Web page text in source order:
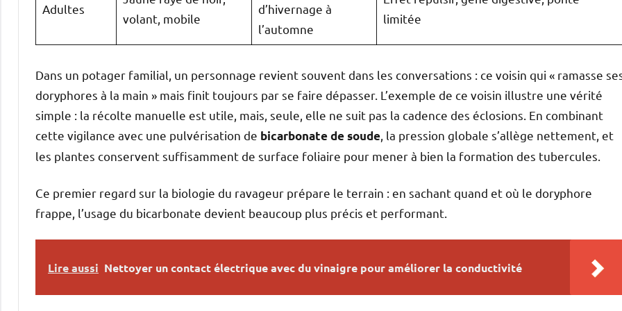
Adultes
volant, mobile
d’hivernage à
l’automne
limitée
Dans un potager familial, un personnage revient souvent dans les conversations : ce voisin qui « ramasse
doryphores à la main » mais finit toujours par se faire dépasser. L’exemple de ce voisin illustre une vérité
simple : la récolte manuelle est utile, mais, seule, elle ne suit pas la cadence des éclosions. En combinant
cette vigilance avec une pulvérisation de bicarbonate de soude, la pression globale s’allège nettement, et
les plantes conservent suffisamment de surface foliaire pour mener à bien la formation des tubercules.
Ce premier regard sur la biologie du ravageur prépare le terrain : en sachant quand et où le doryphore
frappe, l’usage du bicarbonate devient beaucoup plus précis et performant.
Lire aussi Nettoyer un contact électrique avec du vinaigre pour améliorer la conductivité